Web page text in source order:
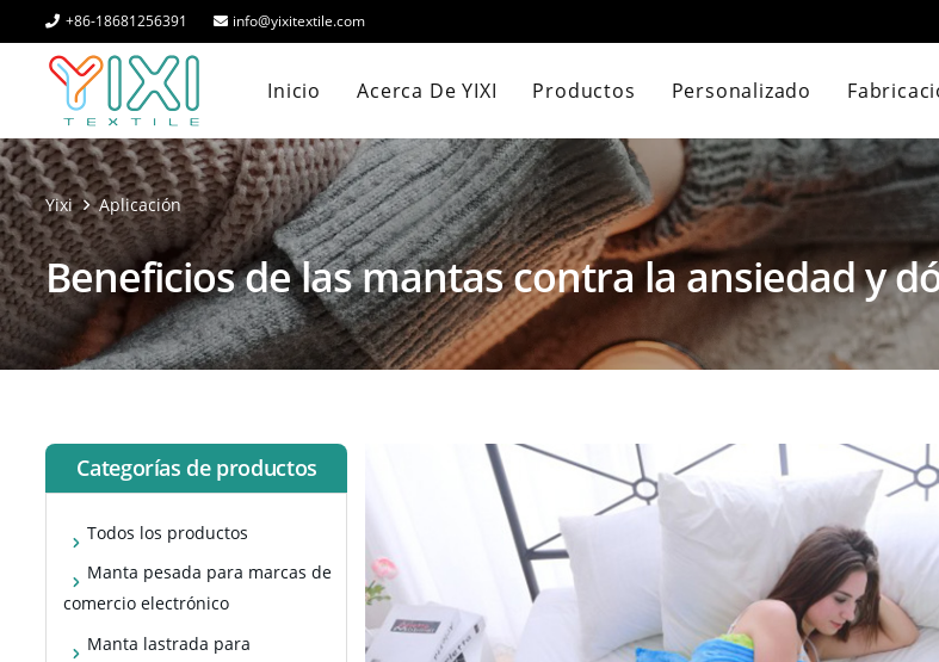
+86-18681256391 info@yixitextile.com
Inicio Acerca De YIXI Productos Personalizado
Yixi Aplicación
Beneficios de las mantas contra la ansiedad y
Categorías de productos
Todos los productos
Manta pesada para marcas de
comercio electrónico
Manta lastrada para